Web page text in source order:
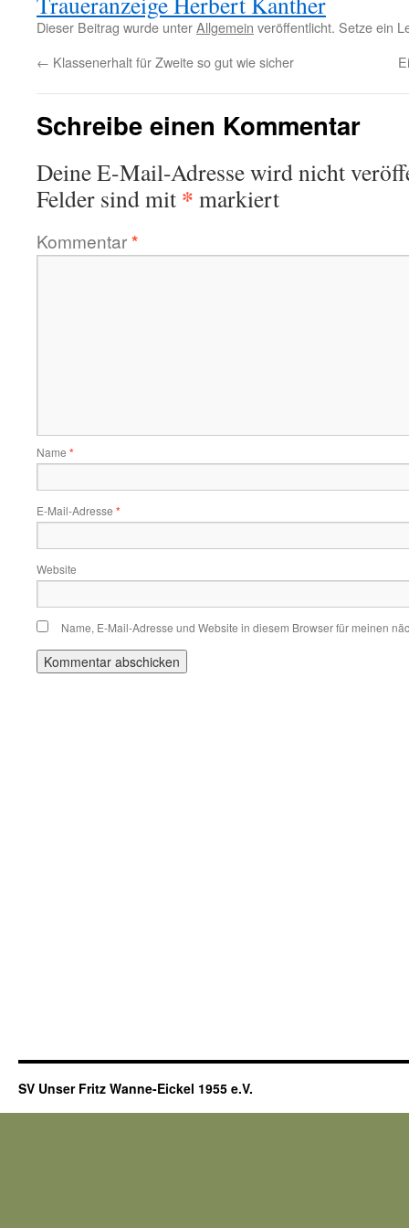
Dieser Beitrag wurde unterAllgemein veröffentlicht. Setze ein
← Klassenerhalt für Zweite so gut wie sicher
Schreibe einen Kommentar
Deine E-Mail-Adresse wird nicht
Felder sind mit * markiert
Kommentar*
Name *
E-Mail-Adresse *
Website
Name, E-Mail-Adresse und Website in diesem Browser für meinen
SV Unser Fritz Wanne-Eickel 1955 e.V.